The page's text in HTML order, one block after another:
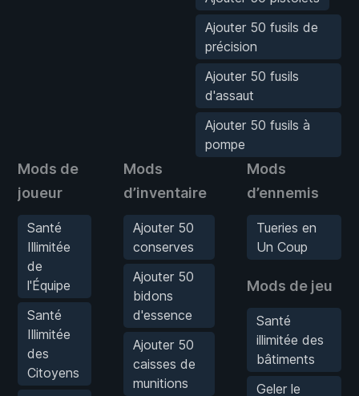
Ajouter 50 fusils de
précision
Ajouter 50 fusils
d'assaut
Ajouter 50 fusils à
pompe
Mods de
joueur
Santé
Illimitée
de
l'Équipe
Santé
Illimitée
des
Citoyens
Mods
d’inventaire
Ajouter 50
conserves
Ajouter 50
bidons
d'essence
Ajouter 50
caisses de
munitions
Mods
d’ennemis
Tueries en
Un Coup
Mods de jeu
Santé
illimitée des
bâtiments
Geler le